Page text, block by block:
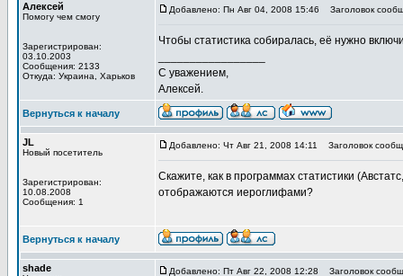
Алексей
Помогу чем смогу
Зарегистрирован:
03.10.2003
Сообщения: 2133
Откуда: Украина, Харьков
Добавлено: Пн Авг 04, 2008 15:46 Заголовок
Чтобы статистика собиралась, её нужно
С уважением,
Алексей.
Вернуться к началу
JL
Новый посетитель
Зарегистрирован:
10.08.2008
Сообщения: 1
Добавлено: Чт Авг 21, 2008 14:11 Заголовок
Скажите, как в программах статистики
отображаются иероглифами?
Вернуться к началу
shade Добавлено: Пт Авг 22, 2008 12:28 Заголовок